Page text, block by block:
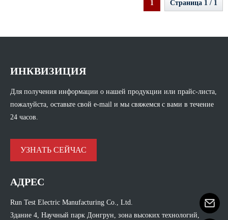
1
Страница 1 / 1
ИНКВИЗИЦИЯ
Для получения информации о нашей продукции или прайс-листа,
пожалуйста, оставьте свой e-mail и мы свяжемся с вами в течение
24 часов.
УЗНАТЬ СЕЙЧАС
АДРЕС
Run Test Electric Manufacturing Co., Ltd.
Здание 4, Научный парк Донгрун, зона высоких технологий,